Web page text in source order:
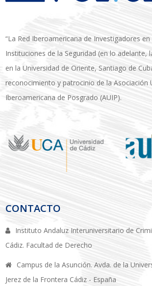
“La Red Iberoamericana de Investigadores
Instituciones de la Seguridad (en lo adelante,
en la Universidad de Oriente, Santiago de
reconocimiento y patrocinio de la Asociación
Iberoamericana de Posgrado (AUIP).
CONTACTO
Instituto Andaluz Interuniversitario de
Cádiz. Facultad de Derecho
Campus de la Asunción. Avda. de la
Jerez de la Frontera Cádiz - España